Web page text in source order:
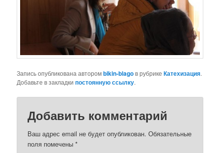
Запись опубликована авторомbikin-blagoв рубрикеКатехизация.
Добавьте в закладкипостоянную ссылку.
Добавить комментарий
Ваш адрес email не будет опубликован. Обязательные
поля помечены*